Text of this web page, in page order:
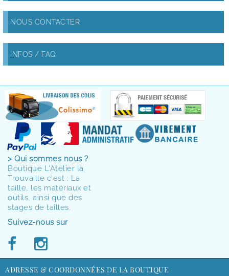
NOUS CONTACTER
INFOS / FAQ
> Qui sommes nous ?
Boutique L'Atelier la
Trouvaille c'est : La
taille, les matériaux et
outils, ainsi que des
stages de tailles.
Suivez-nous sur
ADRESSE & COORDONNÉES DE LA BOUTIQUE